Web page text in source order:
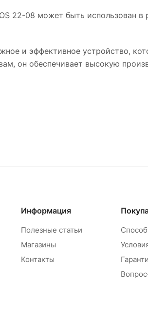
22-08 может быть использован в
и эффективное устройство,
он обеспечивает высокую
Информация
Полезные статьи
Магазины
Контакты